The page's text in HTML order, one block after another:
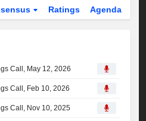
Ratings Agenda
Call, May 12, 2026
Call, Feb 10, 2026
Call, Nov 10, 2025